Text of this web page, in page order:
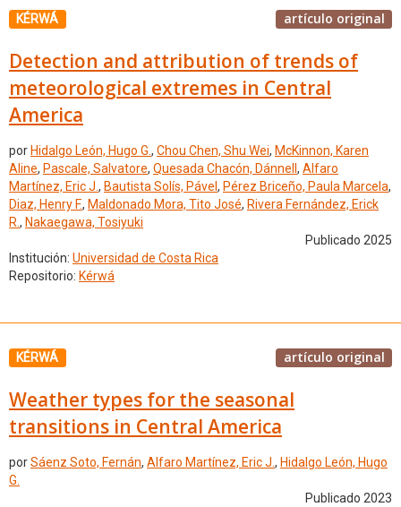
KÉRWÁ artículo original
Detection and attribution of trends of
meteorological extremes in Central
America
por Hidalgo León, Hugo G., Chou Chen, Shu Wei, McKinnon, Karen
Aline, Pascale, Salvatore, Quesada Chacón, Dánnell , Alfaro
Martínez, Eric J., Bautista Solís, Pável , Pérez Briceño, Paula Marcela,
Diaz, Henry F., Maldonado Mora, Tito José, Rivera Fernández, Erick
R., Nakaegawa, Tosiyuki
Publicado 2025
Institución: Universidad de Costa Rica
Repositorio: Kérwá
KÉRWÁ artículo original
Weather types for the seasonal
transitions in Central America
porSáenz Soto, Fernán, Alfaro Martínez, Eric J., Hidalgo León, Hugo
G.
Publicado 2023